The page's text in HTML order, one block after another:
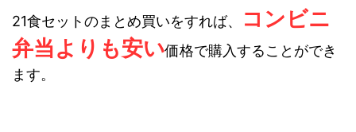
21食セットのまとめ買いをすれば、
コンビニ
弁当よりも安い価格で購入することができ
ます。